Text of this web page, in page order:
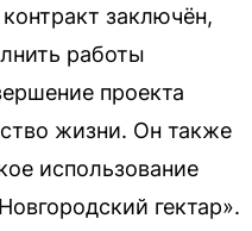
заключён,
работы
проекта
жизни. Он также
использование
гектар».